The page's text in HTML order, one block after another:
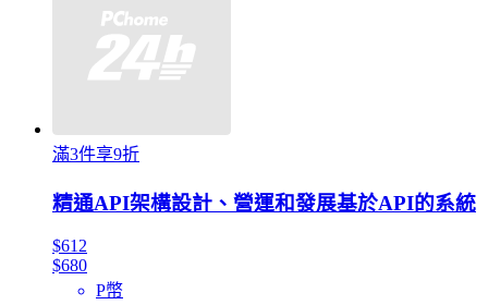
滿3件享9折
精通API架構設計、營運和發展基於API的系統
$612
$680
P幣